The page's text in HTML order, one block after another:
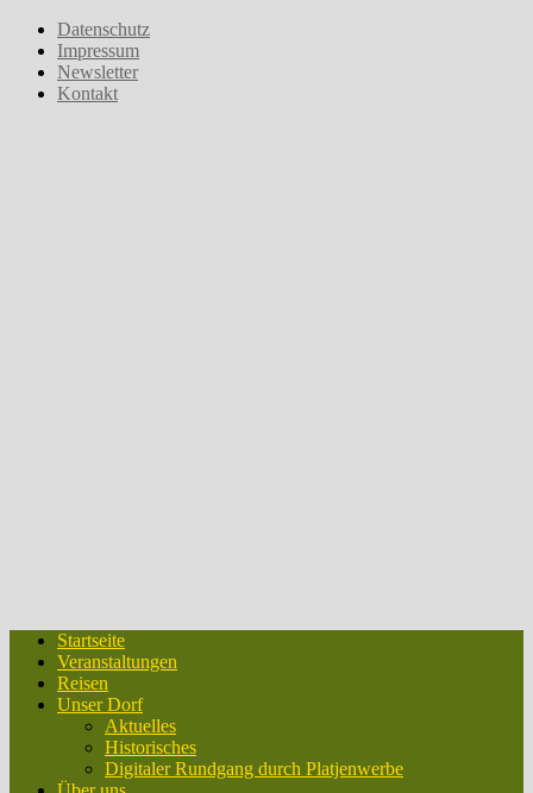
Zum
Inhalt
springen
Datenschutz
Impressum
Newsletter
Kontakt
Startseite
Veranstaltungen
Reisen
Unser Dorf
Aktuelles
Historisches
Digitaler Rundgang durch Platjenwerbe